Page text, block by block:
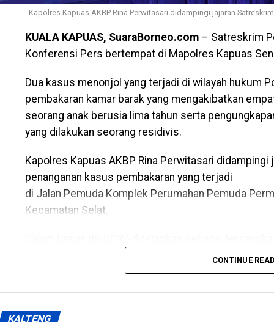
Kapolres Kapuas AKBP Rina Perwitasari didampingi jajaran
KUALA KAPUAS, SuaraBorneo.com – Satreskrim
Konferensi Pers bertempat di Mapolres Kapuas
Dua kasus menonjol yang terjadi di wilayah hukum
pembakaran kamar barak yang mengakibatkan
seorang anak berusia lima tahun serta
yang dilakukan seorang residivis.
Kapolres Kapuas AKBP Rina Perwitasari
penanganan kasus pembakaran yang terjadi
di Jalan Pemuda Komplek Perumahan Pemuda
Kecamatan Selat.
barak tempat kekasihnya sekitar pukul 23.30 WIB
CONTINUE
KALTENG